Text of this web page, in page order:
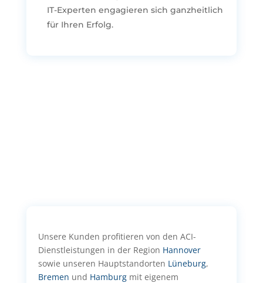
IT-Experten engagieren sich ganzheitlich
für Ihren Erfolg.
Unsere Kunden profitieren von den ACI-
Dienstleistungen in der Region Hannover
sowie unseren Hauptstandorten Lüneburg,
Bremen und Hamburgmit eigenem